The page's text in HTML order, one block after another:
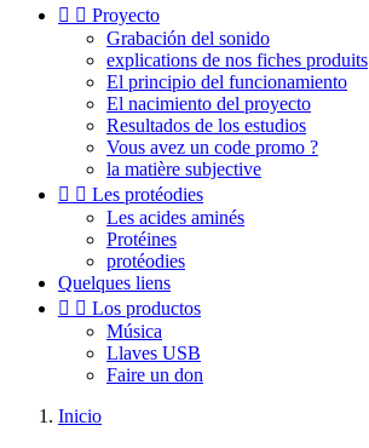
  Proyecto
Grabación del sonido
explications de nos fiches produits
El principio del funcionamiento
El nacimiento del proyecto
Resultados de los estudios
Vous avez un code promo ?
la matière subjective
  Les protéodies
Les acides aminés
Protéines
protéodies
Quelques liens
  Los productos
Música
Llaves USB
Faire un don
Inicio